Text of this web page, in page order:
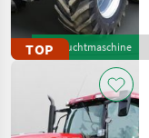
TOPGebrauchtmaschine